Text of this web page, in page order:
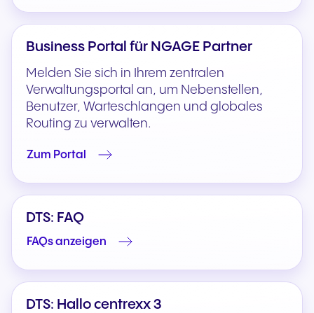
Business Portal für NGAGE Partner
Melden Sie sich in Ihrem zentralen
Verwaltungsportal an, um Nebenstellen,
Benutzer, Warteschlangen und globales
Routing zu verwalten.
Zum Portal
DTS: FAQ
FAQs anzeigen
DTS: Hallo centrexx 3